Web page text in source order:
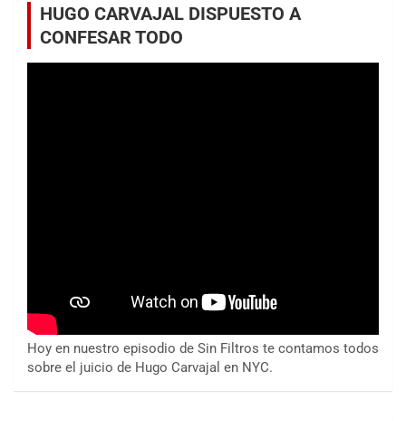
HUGO CARVAJAL DISPUESTO A
CONFESAR TODO
Hoy en nuestro episodio de Sin Filtros te contamos todos
sobre el juicio de Hugo Carvajal en NYC.